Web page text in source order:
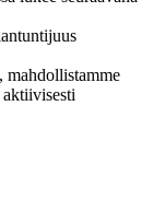
mahdollistamme